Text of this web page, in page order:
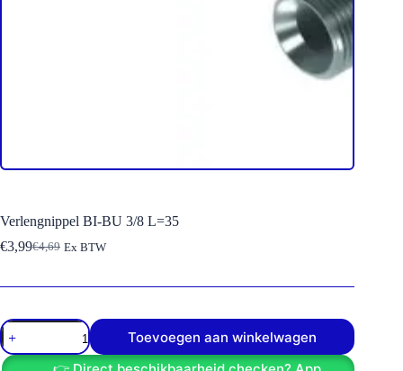
Verlengnippel BI-BU 3/8 L=35
€4,69
Oorspronkelijke
was:
€3,99Huidige
is:
Ex BTW
Verlengnippel
BI-
BU
Toevoegen aan winkelwagen